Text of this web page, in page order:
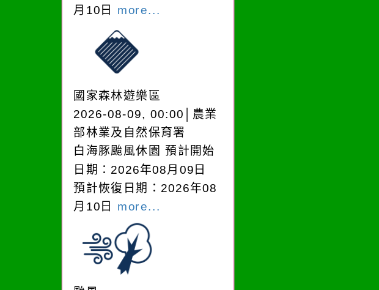
月10日 more...
國家森林遊樂區
2026-08-09, 00:00│農業
部林業及自然保育署
白海豚颱風休園 預計開始
日期：2026年08月09日
預計恢復日期：2026年08
月10日 more...